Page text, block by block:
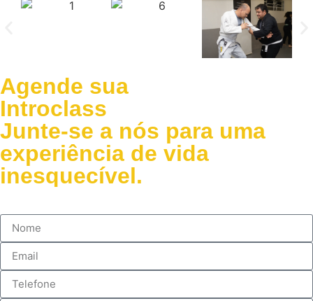
Agende sua
Introclass
Junte-se a nós para uma
experiência de vida
inesquecível.